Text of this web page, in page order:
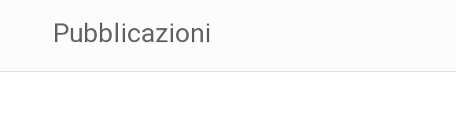
Pubblicazioni